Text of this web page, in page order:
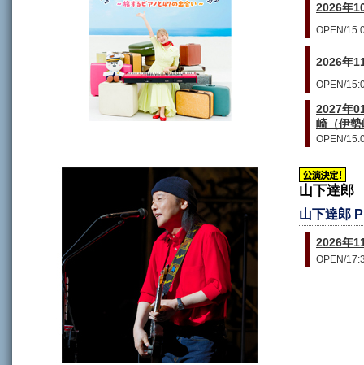
2026年
OPEN/
2026年
OPEN/
2027年
崎（伊
OPEN/
山下達郎
山下達郎
2026年
OPEN/